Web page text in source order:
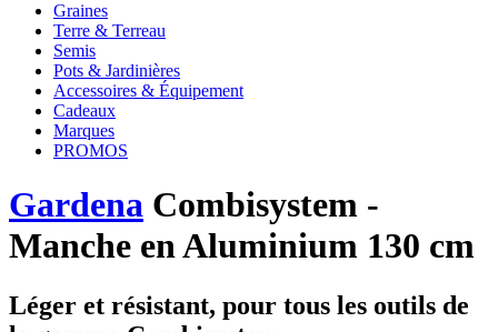
Graines
Terre & Terreau
Semis
Pots & Jardinières
Accessoires & Équipement
Cadeaux
Marques
PROMOS
Gardena Combisystem -
Manche en Aluminium 130 cm
Léger et résistant, pour tous les outils de